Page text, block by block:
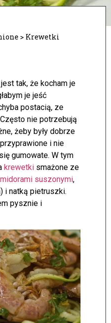
> Krewetki
tak, że kocham je
je jeść
postacią, ze
nie potrzebują
żeby były dobrze
i nie
gumowate. W tym
krewetki smażone ze
suszonymi,
i natką pietruszki.
pysznie i